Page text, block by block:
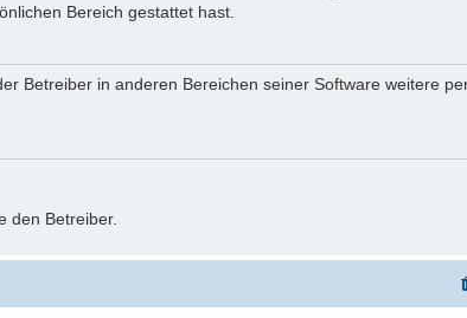
Bereich gestattet hast.
Betreiber in anderen Bereichen seiner Software weitere
den Betreiber.